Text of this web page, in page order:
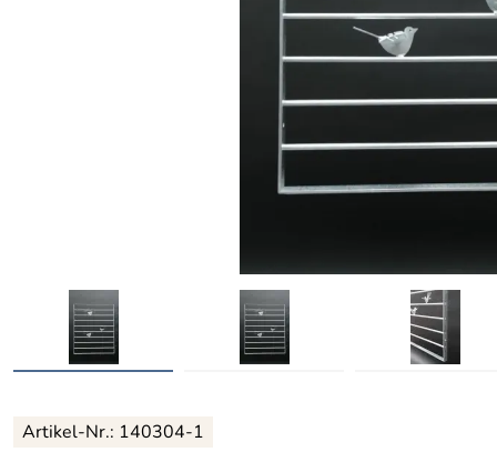
Artikel-Nr.: 140304-1